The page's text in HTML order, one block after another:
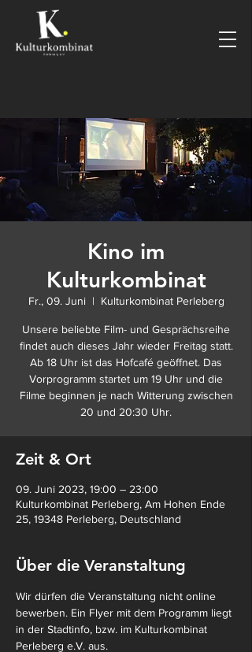
Kino im
Kulturkombinat
Fr., 09. Juni
  |
Kulturkombinat Perleberg
Unsere beliebte Film- und Gesprächsreihe
findet auch dieses Jahr wieder Freitag statt.
Ab 18 Uhr ist das Hofcafé geöffnet. Das
Vorprogramm startet um 19 Uhr und die
Filme beginnen je nach Witterung zwischen
20 und 20:30 Uhr.
Zeit & Ort
09. Juni 2023, 19:00 – 23:00
Kulturkombinat Perleberg, Am Hohen Ende
25, 19348 Perleberg, Deutschland
Über die Veranstaltung
Wir dürfen die Veranstaltung nicht online
bewerben. Ein Flyer mit dem Programm liegt
in der Stadtinfo, bzw. im Kulturkombinat
Perleberg e.V. aus.